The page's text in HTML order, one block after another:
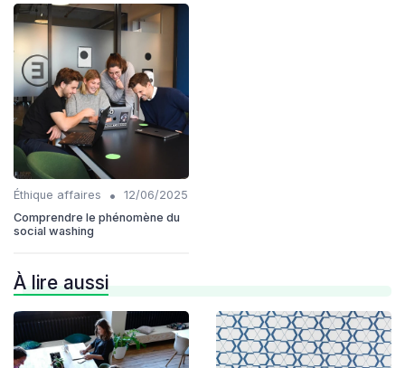
Éthique affaires •
12/06/2025
Comprendre le phénomène du
social washing
À lire aussi